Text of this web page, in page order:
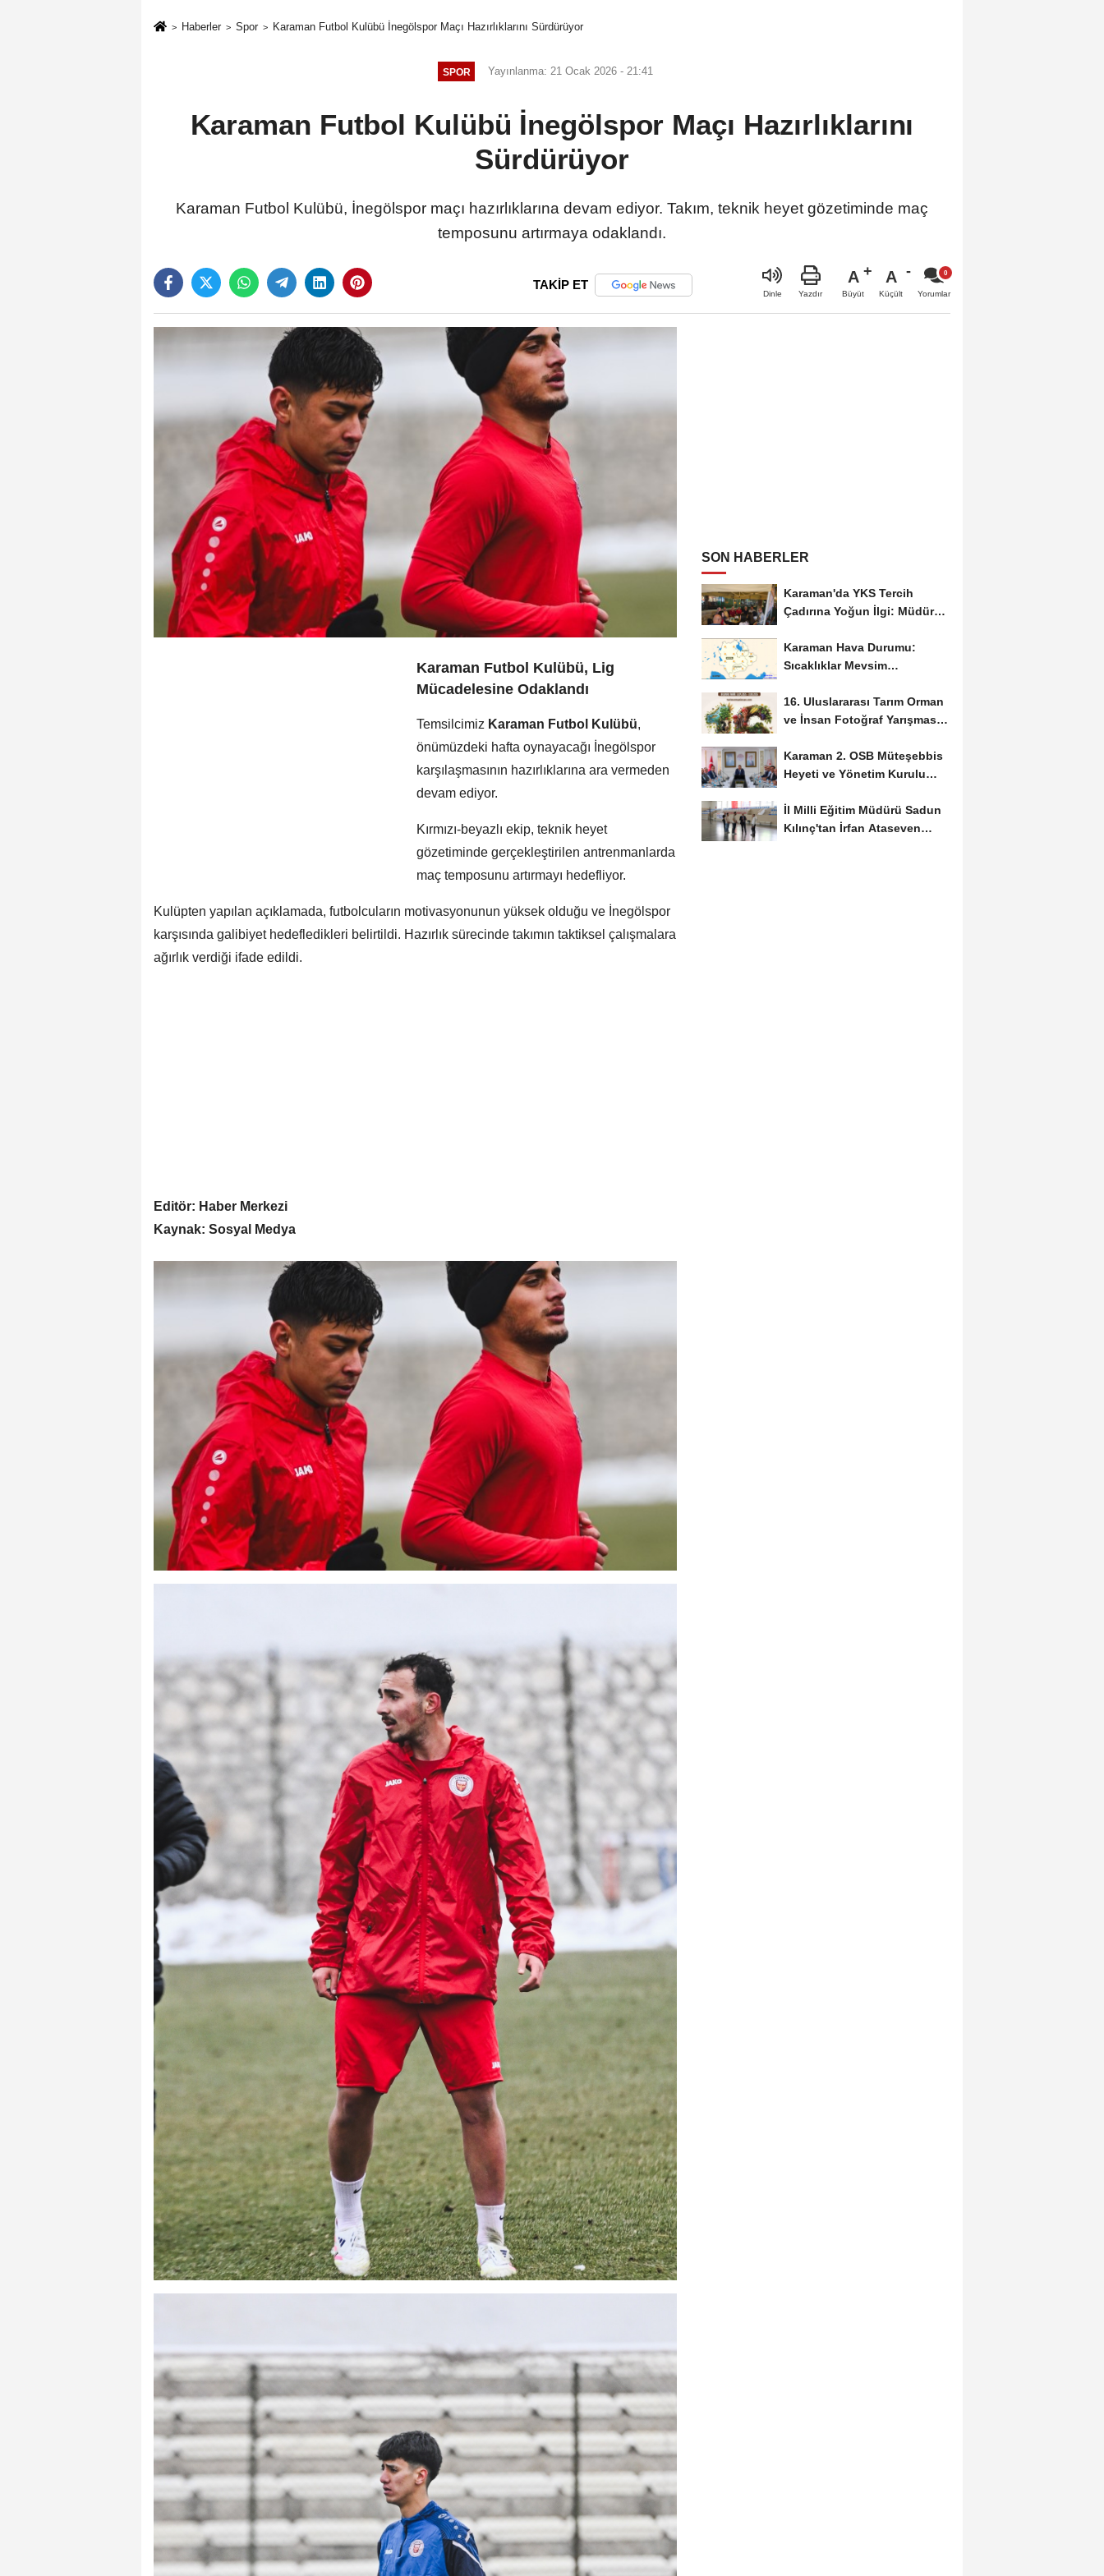
Haberler Spor Karaman Futbol Kulübü İnegölspor Maçı Hazırlıklarını Sürdürüyor
SPOR Yayınlanma: 21 Ocak 2026 - 21:41
Karaman Futbol Kulübü İnegölspor Maçı Hazırlıklarını
Sürdürüyor
Karaman Futbol Kulübü, İnegölspor maçı hazırlıklarına devam ediyor. Takım, teknik heyet gözetiminde maç
temposunu artırmaya odaklandı.
TAKİP ET
Dinle Yazdır
A
Büyüt
A
Küçült Yorumlar
Karaman Futbol Kulübü, Lig
Mücadelesine Odaklandı
Temsilcimiz Karaman Futbol Kulübü,
önümüzdeki hafta oynayacağı İnegölspor
karşılaşmasının hazırlıklarına ara vermeden
devam ediyor.
Kırmızı-beyazlı ekip, teknik heyet
gözetiminde gerçekleştirilen antrenmanlarda
maç temposunu artırmayı hedefliyor.
Kulüpten yapılan açıklamada, futbolcuların motivasyonunun yüksek olduğu ve İnegölspor
karşısında galibiyet hedefledikleri belirtildi. Hazırlık sürecinde takımın taktiksel çalışmalara
ağırlık verdiği ifade edildi.
Editör: Haber Merkezi
Kaynak: Sosyal Medya
SON HABERLER
Karaman'da YKS Tercih
Çadırına Yoğun İlgi: Müdür
Karaman Hava Durumu:
Sıcaklıklar Mevsim
Seyredecek
16. Uluslararası Tarım Orman
ve İnsan Fotoğraf Yarışması
Karaman 2. OSB Müteşebbis
Heyeti ve Yönetim Kurulu
İl Milli Eğitim Müdürü Sadun
Kılınç'tan İrfan Ataseven